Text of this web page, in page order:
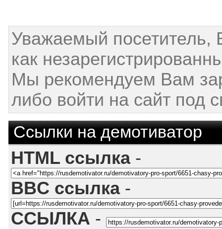
Уважаемый посетитель,
как
Мы рекомендуем Вам
либо войти на сайт под
Ссылки на демотиватор
HTML ссылка-
BBC ссылка-
ССЫЛКА -